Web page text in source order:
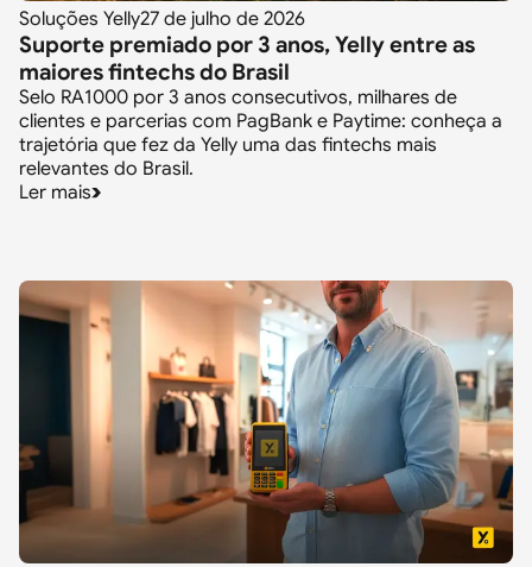
Soluções Yelly27 de julho de 2026
Suporte premiado por 3 anos, Yelly entre as
maiores fintechs do Brasil
Selo RA1000 por 3 anos consecutivos, milhares de
clientes e parcerias com PagBank e Paytime: conheça a
trajetória que fez da Yelly uma das fintechs mais
relevantes do Brasil.
Ler mais